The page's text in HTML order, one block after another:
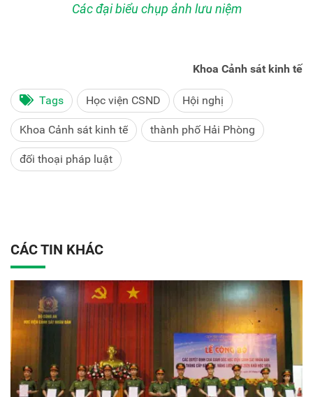
Các đại biểu chụp ảnh lưu niệm
Khoa Cảnh sát kinh tế
Tags Học viện CSND Hội nghị
Khoa Cảnh sát kinh tế thành phố Hải Phòng
đối thoại pháp luật
CÁC TIN KHÁC